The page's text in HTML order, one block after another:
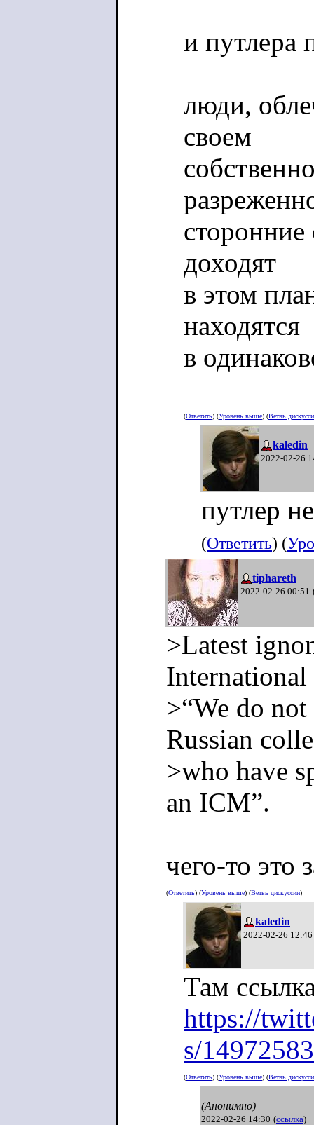
и путлера
люди,
своем
доходят
в этом
находятся
в
(Ответить) (Уровень выше) (Ветвь
kaledin
2022-02-26
путлер
(Ответить) (
tiphareth
2022-02-26 00:51
>Latest
>“We do
Russian
>who have
an ICM”.
чего-то это
(Ответить) (Уровень выше) (Ветвь дискуссии)
kaledin
2022-02-26 12:46
Там
https://
s/
(Ответить) (Уровень выше) (Ветвь
(Анонимно)
2022-02-26 14:30 (ссылка)